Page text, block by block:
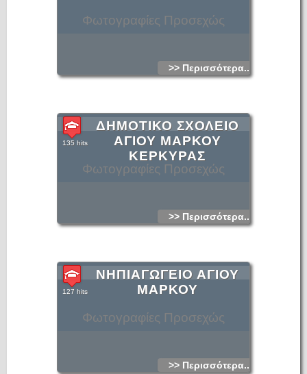
Φωτογραφίες Προσεχώς
>> Περισσότερα...
Φωτογραφίες Προσεχώς
ΔΗΜΟΤΙΚΟ ΣΧΟΛΕΙΟ
ΑΓΙΟΥ ΜΑΡΚΟΥ
ΚΕΡΚΥΡΑΣ
135 hits
>> Περισσότερα...
Φωτογραφίες Προσεχώς
ΝΗΠΙΑΓΩΓΕΙΟ ΑΓΙΟΥ
ΜΑΡΚΟΥ
127 hits
>> Περισσότερα...